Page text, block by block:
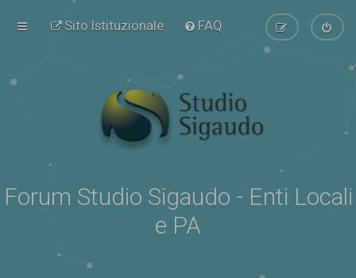
Sito Istituzionale FAQ
Forum Studio Sigaudo - Enti Locali
e PA